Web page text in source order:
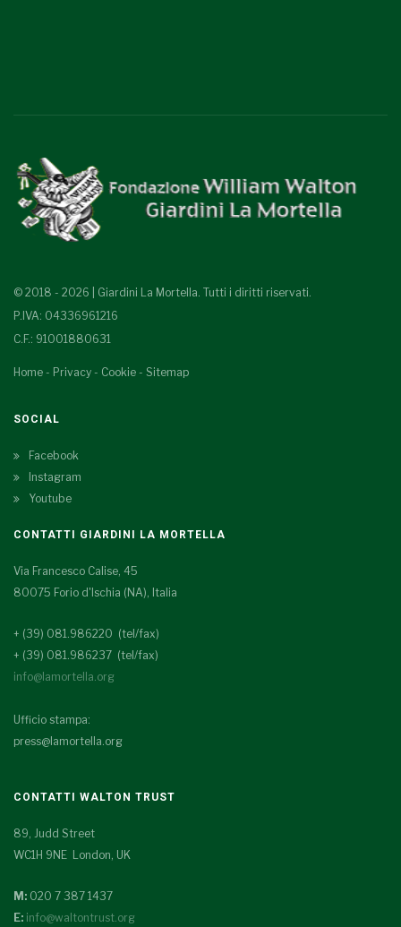
© 2018 - 2026 | Giardini La Mortella. Tutti i diritti riservati.
P.IVA: 04336961216
C.F.: 91001880631
Home - Privacy - Cookie - Sitemap
SOCIAL
Facebook
Instagram
Youtube
CONTATTI GIARDINI LA MORTELLA
Via Francesco Calise, 45
80075 Forio d'Ischia (NA), Italia
+ (39) 081.986220 (tel/fax)
+ (39) 081.986237 (tel/fax)
info@lamortella.org
Ufficio stampa:
press@lamortella.org
CONTATTI WALTON TRUST
89, Judd Street
WC1H 9NE London, UK
M: 020 7 387 1437
E: info@waltontrust.org